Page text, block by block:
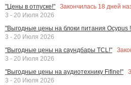
"Цены в отпуске!"
Закончилась 18 дней
3 - 20 Июля 2026
"Выгодные цены на блоки питания Ocypus
3 - 20 Июля 2026
"Выгодные цены на саундбары TCL!"
3 - 20 Июля 2026
"Выгодные цены на аудиотехнику Fifine!"
3 - 20 Июля 2026